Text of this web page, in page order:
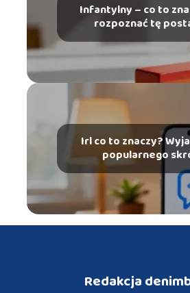
Infantylny – co to
rozpoznać tę
Irl co to znaczy?
popularnego
Redakcja